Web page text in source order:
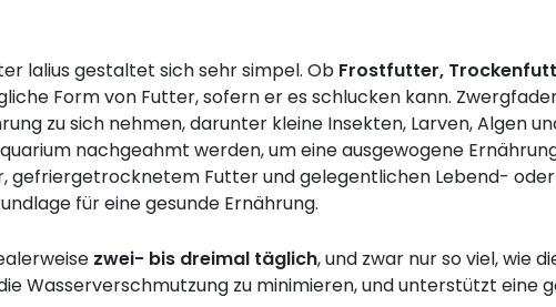
lalius gestaltet sich sehr simpel. Ob Frostfutter,
Form von Futter, sofern er es schlucken kann.
zu sich nehmen, darunter kleine Insekten, Larven, Algen
nachgeahmt werden, um eine ausgewogene
gefriergetrocknetem Futter und gelegentlichen Lebend-
für eine gesunde Ernährung.
zwei- bis dreimal täglich, und zwar nur so viel, wie
Wasserverschmutzung zu minimieren, und unterstützt eine